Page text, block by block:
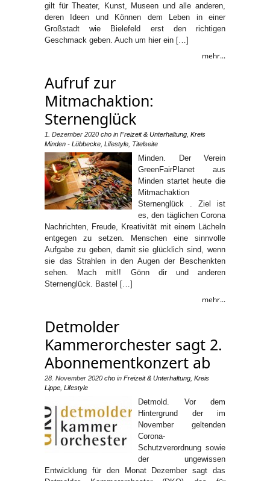
gilt für Theater, Kunst, Museen und alle anderen,
deren Ideen und Können dem Leben in einer
Großstadt wie Bielefeld erst den richtigen
Geschmack geben. Auch um hier ein […]
mehr...
Aufruf zur
Mitmachaktion:
Sternenglück
1. Dezember 2020 cho in Freizeit & Unterhaltung Kreis
Minden - Lübbecke Lifestyle Titelseite
Minden. Der Verein
GreenFairPlanet aus
Minden startet heute die
Mitmachaktion
Sternenglück . Ziel ist
es, den täglichen Corona
Nachrichten, Freude, Kreativität mit einem Lächeln
entgegen zu setzen. Menschen eine sinnvolle
Aufgabe zu geben, damit sie glücklich sind, wenn
sie das Strahlen in den Augen der Beschenkten
sehen. Mach mit!! Gönn dir und anderen
Sternenglück. Bastel […]
mehr...
Detmolder
Kammerorchester sagt 2.
Abonnementkonzert ab
28. November 2020 cho in Freizeit & Unterhaltung Kreis
Lippe Lifestyle
Detmold. Vor dem
Hintergrund der im
November geltenden
Corona-
Schutzverordnung sowie
der ungewissen
Entwicklung für den Monat Dezember sagt das